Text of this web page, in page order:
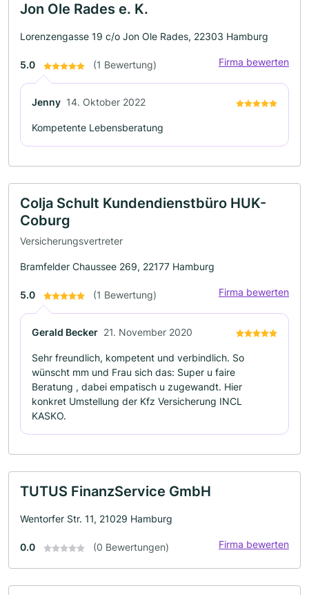
Jon Ole Rades e. K.
Lorenzengasse 19 c/o Jon Ole Rades, 22303 Hamburg
5.0 (1 Bewertung) Firma bewerten
Jenny 14. Oktober 2022
Kompetente Lebensberatung
Colja Schult Kundendienstbüro HUK-
Coburg
Versicherungsvertreter
Bramfelder Chaussee 269, 22177 Hamburg
5.0 (1 Bewertung) Firma bewerten
Gerald Becker 21. November 2020
Sehr freundlich, kompetent und verbindlich. So
wünscht mm und Frau sich das: Super u faire
Beratung , dabei empatisch u zugewandt. Hier
konkret Umstellung der Kfz Versicherung INCL
KASKO.
TUTUS FinanzService GmbH
Wentorfer Str. 11, 21029 Hamburg
0.0 (0 Bewertungen) Firma bewerten